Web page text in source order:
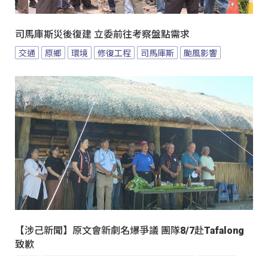
司馬庫斯災後復建 立委前往考察盤點需求
交通 原鄉 環境 修復工程 司馬庫斯 颱風影響
【涉己新聞】原文會新劇名爆爭議 團隊8/7赴Tafalong
致歉